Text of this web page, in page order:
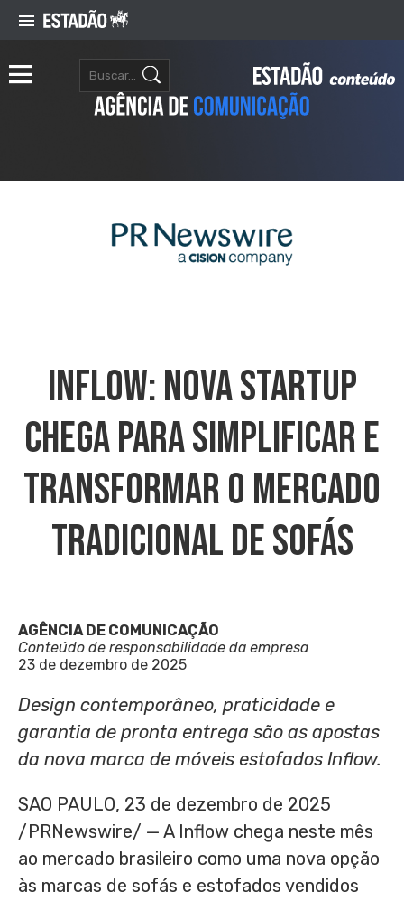
Inflow: Nova Startup
Chega Para Simplificar E
Transformar O Mercado
Tradicional De Sofás
AGÊNCIA DE COMUNICAÇÃO
Conteúdo de responsabilidade da empresa
23 de dezembro de 2025
Design contemporâneo, praticidade e
garantia de pronta entrega são as apostas
da nova marca de móveis estofados Inflow.
SAO PAULO, 23 de dezembro de 2025
/PRNewswire/ — A Inflow chega neste mês
ao mercado brasileiro como uma nova opção
às marcas de sofás e estofados vendidos